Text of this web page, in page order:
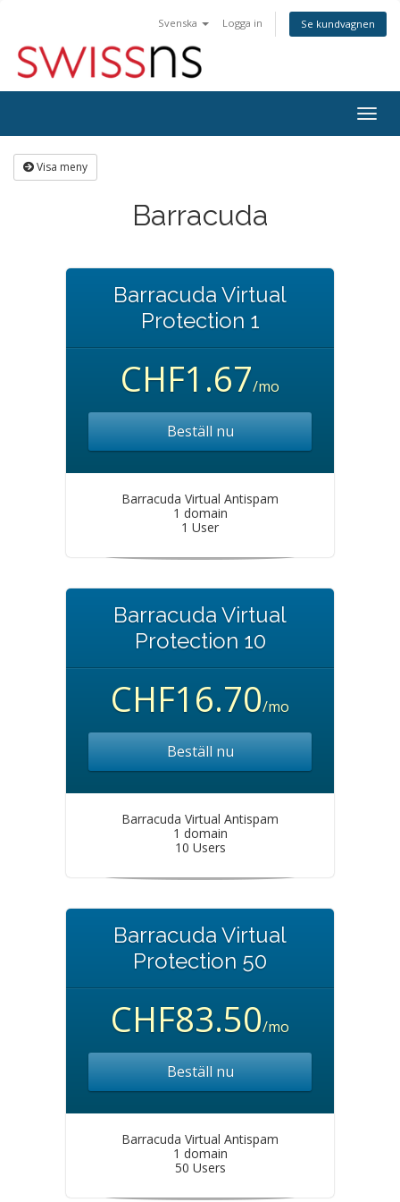
Svenska Logga in Se kundvagnen
Visa meny
Barracuda
Barracuda Virtual
Protection 1
CHF1.67/mo
Beställ nu
Barracuda Virtual Antispam
1 domain
1 User
Barracuda Virtual
Protection 10
CHF16.70/mo
Beställ nu
Barracuda Virtual Antispam
1 domain
10 Users
Barracuda Virtual
Protection 50
CHF83.50/mo
Beställ nu
Barracuda Virtual Antispam
1 domain
50 Users